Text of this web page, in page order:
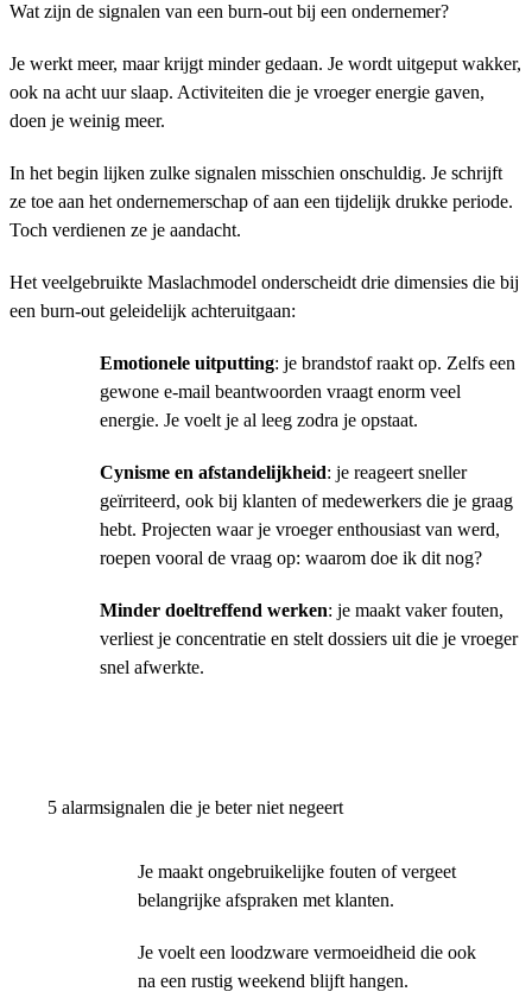
Wat zijn de signalen van een burn-out bij een ondernemer?
Je werkt meer, maar krijgt minder gedaan. Je wordt uitgeput wakker,
ook na acht uur slaap. Activiteiten die je vroeger energie gaven,
doen je weinig meer.
In het begin lijken zulke signalen misschien onschuldig. Je schrijft
ze toe aan het ondernemerschap of aan een tijdelijk drukke periode.
Toch verdienen ze je aandacht.
Het veelgebruikte Maslachmodel onderscheidt drie dimensies die bij
een burn-out geleidelijk achteruitgaan:
Emotionele uitputting: je brandstof raakt op. Zelfs een
gewone e-mail beantwoorden vraagt enorm veel
energie. Je voelt je al leeg zodra je opstaat.
Cynisme en afstandelijkheid: je reageert sneller
geïrriteerd, ook bij klanten of medewerkers die je graag
hebt. Projecten waar je vroeger enthousiast van werd,
roepen vooral de vraag op: waarom doe ik dit nog?
Minder doeltreffend werken: je maakt vaker fouten,
verliest je concentratie en stelt dossiers uit die je vroeger
snel afwerkte.
5 alarmsignalen die je beter niet negeert
Je maakt ongebruikelijke fouten of vergeet
belangrijke afspraken met klanten.
Je voelt een loodzware vermoeidheid die ook
na een rustig weekend blijft hangen.